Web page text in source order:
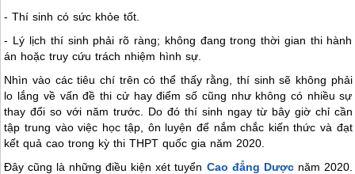
- Thí sinh có sức khỏe tốt.
- Lý lịch thí sinh phải rõ ràng; không đang trong thời gian thi hành
án hoặc truy cứu trách nhiệm hình sự.
Nhìn vào các tiêu chí trên có thể thấy rằng, thí sinh sẽ không phải
lo lắng về vấn đề thi cử hay điểm số cũng như không có nhiều sự
thay đổi so với năm trước. Do đó thí sinh ngay từ bây giờ chỉ cần
tập trung vào việc học tập, ôn luyện để nắm chắc kiến thức và đạt
kết quả cao trong kỳ thi THPT quốc gia năm 2020.
Đây cũng là những điều kiện xét tuyển Cao đẳng Dượcnăm 2020.